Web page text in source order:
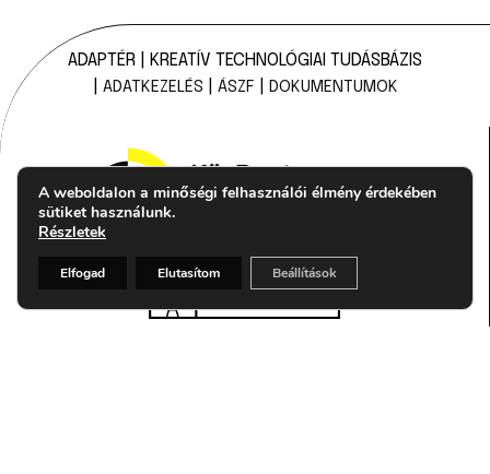
ADAPTÉR | KREATÍV TECHNOLÓGIAI TUDÁSBÁZIS
ADATKEZELÉS ÁSZF DOKUMENTUMOK
A weboldalon a minőségi felhasználói élmény érdekében
sütiket használunk.
Részletek
Elfogad Elutasítom Beállítások